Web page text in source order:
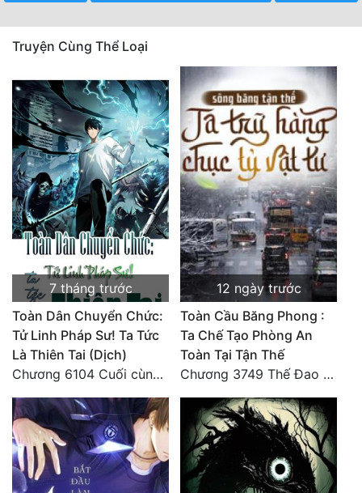
Truyện Cùng Thể Loại
7 tháng trước
Toàn Dân Chuyển Chức:
Tử Linh Pháp Sư! Ta Tức
Là Thiên Tai (Dịch)
Chương 6104 Cuối cùng (HẾT)
12 ngày trước
Toàn Cầu Băng Phong :
Ta Chế Tạo Phòng An
Toàn Tại Tận Thế
Chương 3749 Thế Đao xuất kích